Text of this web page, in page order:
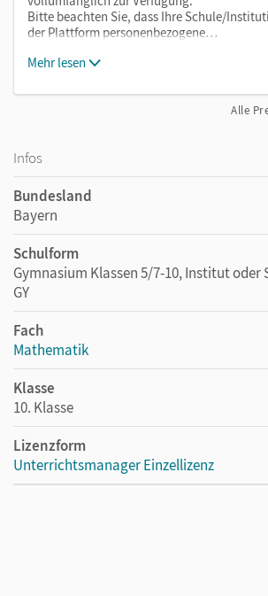
Bitte beachten Sie, dass Ihre Schule/
der Plattform personenbezogene…
Mehr lesen
Alle
Infos
Bundesland
Bayern
Schulform
Gymnasium Klassen 5/7-10, Institut oder
GY
Fach
Mathematik
Klasse
10. Klasse
Lizenzform
Unterrichtsmanager Einzellizenz